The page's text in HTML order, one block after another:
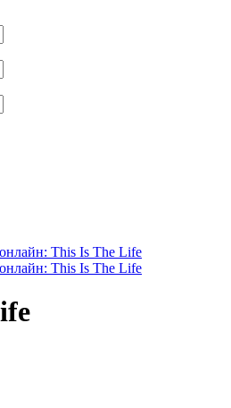
This Is The Life
This Is The Life